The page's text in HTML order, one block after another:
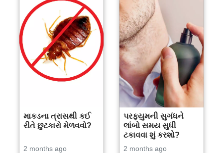
માકડના ત્રાસથી કઈ
રીતે છુટકારો મેળવવો?
2 months ago
પરફ્યુમની સુગંધને
લાંબો સમય સુધી
ટકાવવા શું કરશો?
2 months ago